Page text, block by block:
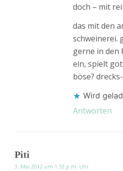
doch – mit
das mit den
schweinerei.
gerne in den
ein, spielt
böse?
Wird
Antworten
Piti
3. Mai 2012 um 1:53 p.m. Uhr